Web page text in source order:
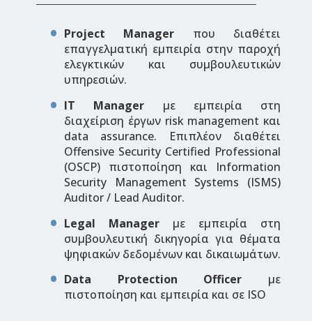
Project Manager που διαθέτει
επαγγελματική εμπειρία στην παροχή
ελεγκτικών και συμβουλευτικών
υπηρεσιών.
IT Manager με εμπειρία στη
διαχείριση έργων risk management και
data assurance. Επιπλέον διαθέτει
Offensive Security Certified Professional
(OSCP) πιστοποίηση και Information
Security Management Systems (ISMS)
Auditor / Lead Auditor.
Legal Manager με εμπειρία στη
συμβουλευτική δικηγορία για θέματα
ψηφιακών δεδομένων και δικαιωμάτων.
Data Protection Officer με
πιστοποίηση και εμπειρία και σε ISO